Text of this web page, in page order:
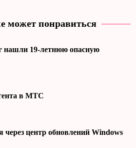
может понравиться
нашли 19-летнюю опасную
в МТС
через центр обновлений Windows